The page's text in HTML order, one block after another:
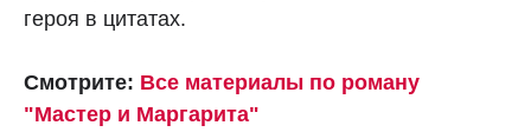
героя в цитатах.
Смотрите: Все материалы по роману
"Мастер и Маргарита"